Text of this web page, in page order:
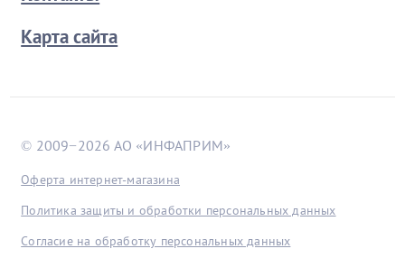
Карта сайта
© 2009−2026 АО «ИНФАПРИМ»
Оферта интернет-магазина
Политика защиты и обработки персональных данных
Согласие на обработку персональных данных